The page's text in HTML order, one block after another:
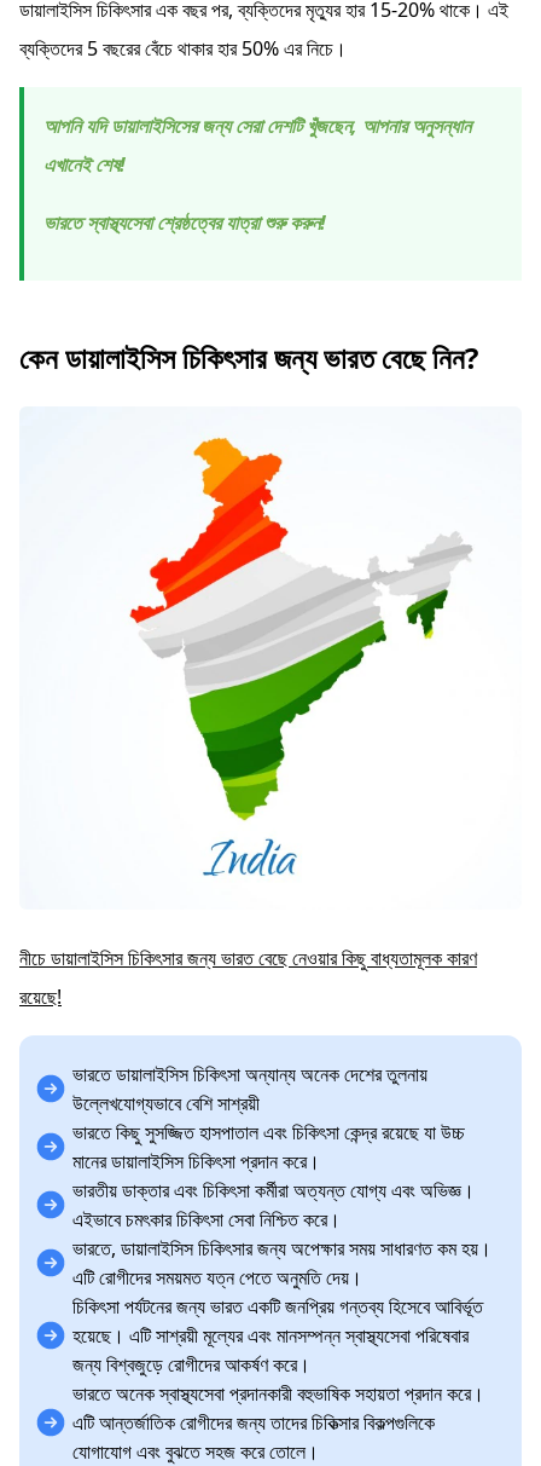
ডায়ালাইসিস চিকিৎসার এক বছর পর, ব্যক্তিদের মৃত্যুর হার 15-20% থাকে। এই
ব্যক্তিদের 5 বছরের বেঁচে থাকার হার 50% এর নিচে।
আপনি যদি ডায়ালাইসিসের জন্য সেরা দেশটি খুঁজছেন, আপনার অনুসন্ধান
এখানেই শেষ!
ভারতে স্বাস্থ্যসেবা শ্রেষ্ঠত্বের যাত্রা শুরু করুন!
কেন ডায়ালাইসিস চিকিৎসার জন্য ভারত বেছে নিন?
নীচে ডায়ালাইসিস চিকিৎসার জন্য ভারত বেছে নেওয়ার কিছু বাধ্যতামূলক কারণ
রয়েছে!
ভারতে ডায়ালাইসিস চিকিৎসা অন্যান্য অনেক দেশের তুলনায়
উল্লেখযোগ্যভাবে বেশি সাশ্রয়ী
ভারতে কিছু সুসজ্জিত হাসপাতাল এবং চিকিৎসা কেন্দ্র রয়েছে যা উচ্চ
মানের ডায়ালাইসিস চিকিৎসা প্রদান করে।
ভারতীয় ডাক্তার এবং চিকিৎসা কর্মীরা অত্যন্ত যোগ্য এবং অভিজ্ঞ।
এইভাবে চমৎকার চিকিৎসা সেবা নিশ্চিত করে।
ভারতে, ডায়ালাইসিস চিকিৎসার জন্য অপেক্ষার সময় সাধারণত কম হয়।
এটি রোগীদের সময়মত যত্ন পেতে অনুমতি দেয়।
চিকিৎসা পর্যটনের জন্য ভারত একটি জনপ্রিয় গন্তব্য হিসেবে আবির্ভূত
হয়েছে। এটি সাশ্রয়ী মূল্যের এবং মানসম্পন্ন স্বাস্থ্যসেবা পরিষেবার
জন্য বিশ্বজুড়ে রোগীদের আকর্ষণ করে।
ভারতে অনেক স্বাস্থ্যসেবা প্রদানকারী বহুভাষিক সহায়তা প্রদান করে।
এটি আন্তর্জাতিক রোগীদের জন্য তাদের চিকিত্সার বিকল্পগুলিকে
যোগাযোগ এবং বুঝতে সহজ করে তোলে।